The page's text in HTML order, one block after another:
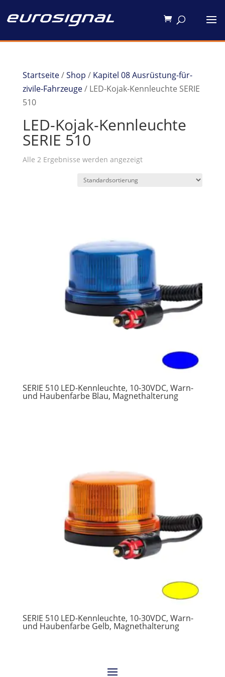
Startseite/Shop / Kapitel 08 Ausrüstung-für-
zivile-Fahrzeuge/ LED-Kojak-Kennleuchte SERIE
510
LED-Kojak-Kennleuchte
SERIE 510
Alle 2 Ergebnisse werden angezeigt
SERIE 510 LED-Kennleuchte, 10-30VDC, Warn-
und Haubenfarbe Blau, Magnethalterung
SERIE 510 LED-Kennleuchte, 10-30VDC, Warn-
und Haubenfarbe Gelb, Magnethalterung